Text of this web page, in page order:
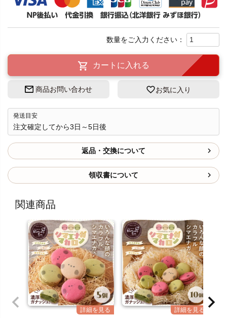
カートに入れる
商品お問い合わせ お気に入り
発送目安
注文確定してから3日～5日後
返品・交換について
領収書について
関連商品